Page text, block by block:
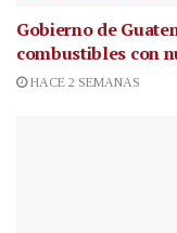
Gobierno de
combustibles con
HACE 2 SEMANAS